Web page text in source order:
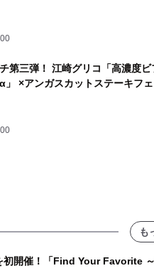
第三弾！ 江崎グリコ「高濃度ビ
×アンガスカットステーキフ
も
初開催！「Find Your Favorite